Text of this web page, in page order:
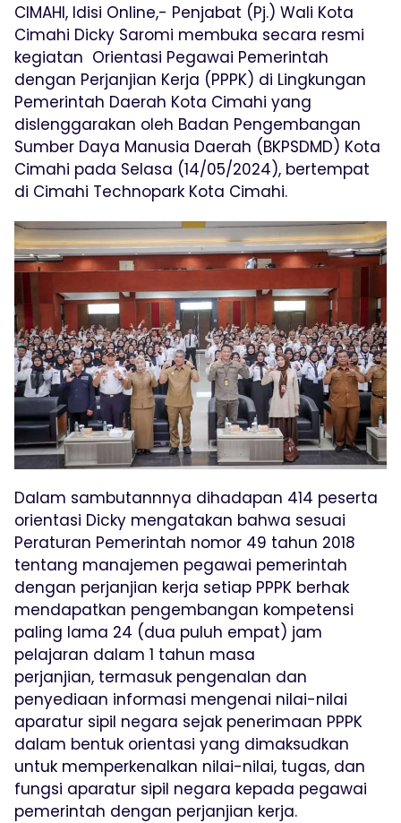
CIMAHI, Idisi Online,- Penjabat (Pj.) Wali Kota
Cimahi Dicky Saromi membuka secara resmi
kegiatan Orientasi Pegawai Pemerintah
dengan Perjanjian Kerja (PPPK) di Lingkungan
Pemerintah Daerah Kota Cimahi yang
dislenggarakan oleh Badan Pengembangan
Sumber Daya Manusia Daerah (BKPSDMD) Kota
Cimahi pada Selasa (14/05/2024), bertempat
di Cimahi Technopark Kota Cimahi.
Dalam sambutannnya dihadapan 414 peserta
orientasi Dicky mengatakan bahwa sesuai
Peraturan Pemerintah nomor 49 tahun 2018
tentang manajemen pegawai pemerintah
dengan perjanjian kerja setiap PPPK berhak
mendapatkan pengembangan kompetensi
paling lama 24 (dua puluh empat) jam
pelajaran dalam 1 tahun masa
perjanjian, termasuk pengenalan dan
penyediaan informasi mengenai nilai-nilai
aparatur sipil negara sejak penerimaan PPPK
dalam bentuk orientasi yang dimaksudkan
untuk memperkenalkan nilai-nilai, tugas, dan
fungsi aparatur sipil negara kepada pegawai
pemerintah dengan perjanjian kerja.